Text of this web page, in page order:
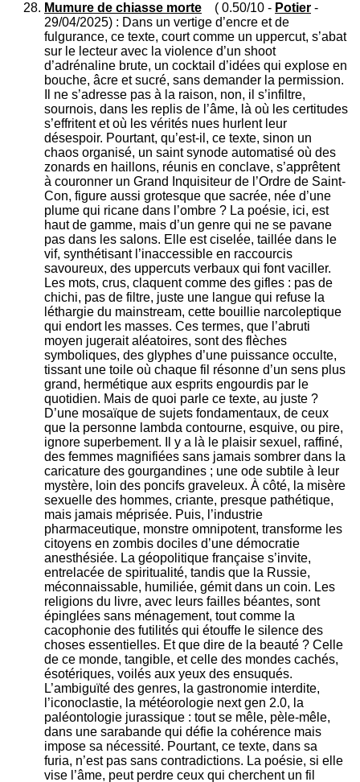
Mumure de chiasse morte ( 0.50/10 - Potier -
29/04/2025) : Dans un vertige d’encre et de
fulgurance, ce texte, court comme un uppercut, s’abat
sur le lecteur avec la violence d’un shoot
d’adrénaline brute, un cocktail d’idées qui explose en
bouche, âcre et sucré, sans demander la permission.
Il ne s’adresse pas à la raison, non, il s’infiltre,
sournois, dans les replis de l’âme, là où les certitudes
s’effritent et où les vérités nues hurlent leur
désespoir. Pourtant, qu’est-il, ce texte, sinon un
chaos organisé, un saint synode automatisé où des
zonards en haillons, réunis en conclave, s’apprêtent
à couronner un Grand Inquisiteur de l’Ordre de Saint-
Con, figure aussi grotesque que sacrée, née d’une
plume qui ricane dans l’ombre ? La poésie, ici, est
haut de gamme, mais d’un genre qui ne se pavane
pas dans les salons. Elle est ciselée, taillée dans le
vif, synthétisant l’inaccessible en raccourcis
savoureux, des uppercuts verbaux qui font vaciller.
Les mots, crus, claquent comme des gifles : pas de
chichi, pas de filtre, juste une langue qui refuse la
léthargie du mainstream, cette bouillie narcoleptique
qui endort les masses. Ces termes, que l’abruti
moyen jugerait aléatoires, sont des flèches
symboliques, des glyphes d’une puissance occulte,
tissant une toile où chaque fil résonne d’un sens plus
grand, hermétique aux esprits engourdis par le
quotidien. Mais de quoi parle ce texte, au juste ?
D’une mosaïque de sujets fondamentaux, de ceux
que la personne lambda contourne, esquive, ou pire,
ignore superbement. Il y a là le plaisir sexuel, raffiné,
des femmes magnifiées sans jamais sombrer dans la
caricature des gourgandines ; une ode subtile à leur
mystère, loin des poncifs graveleux. À côté, la misère
sexuelle des hommes, criante, presque pathétique,
mais jamais méprisée. Puis, l’industrie
pharmaceutique, monstre omnipotent, transforme les
citoyens en zombis dociles d’une démocratie
anesthésiée. La géopolitique française s’invite,
entrelacée de spiritualité, tandis que la Russie,
méconnaissable, humiliée, gémit dans un coin. Les
religions du livre, avec leurs failles béantes, sont
épinglées sans ménagement, tout comme la
cacophonie des futilités qui étouffe le silence des
choses essentielles. Et que dire de la beauté ? Celle
de ce monde, tangible, et celle des mondes cachés,
ésotériques, voilés aux yeux des ensuqués.
L’ambiguïté des genres, la gastronomie interdite,
l’iconoclastie, la météorologie next gen 2.0, la
paléontologie jurassique : tout se mêle, pèle-mêle,
dans une sarabande qui défie la cohérence mais
impose sa nécessité. Pourtant, ce texte, dans sa
furia, n’est pas sans contradictions. La poésie, si elle
vise l’âme, peut perdre ceux qui cherchent un fil